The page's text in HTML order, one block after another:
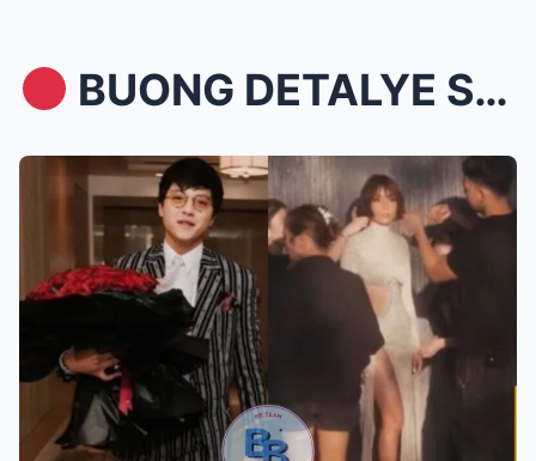
BUONG DETALYE SA PAGKIKITA NI KATHRYN AT DANIEL ...